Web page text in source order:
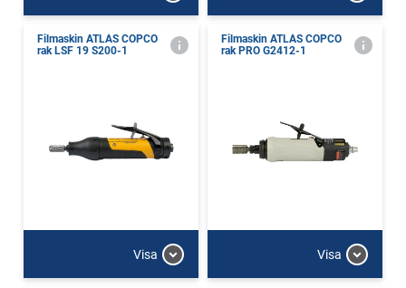
Filmaskin ATLAS COPCO
rak LSF 19 S200-1
Visa
Filmaskin ATLAS COPCO
rak PRO G2412-1
Visa